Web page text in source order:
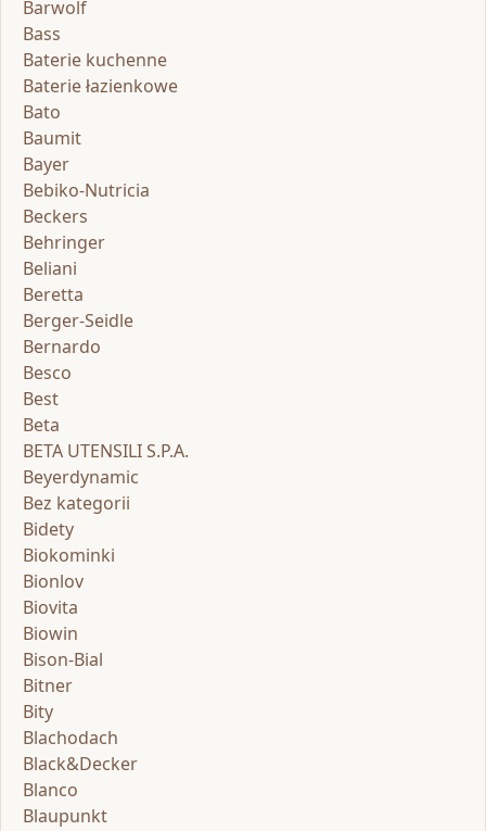
Barwolf
Bass
Baterie kuchenne
Baterie łazienkowe
Bato
Baumit
Bayer
Bebiko-Nutricia
Beckers
Behringer
Beliani
Beretta
Berger-Seidle
Bernardo
Besco
Best
Beta
BETA UTENSILI S.P.A.
Beyerdynamic
Bez kategorii
Bidety
Biokominki
Bionlov
Biovita
Biowin
Bison-Bial
Bitner
Bity
Blachodach
Black&Decker
Blanco
Blaupunkt